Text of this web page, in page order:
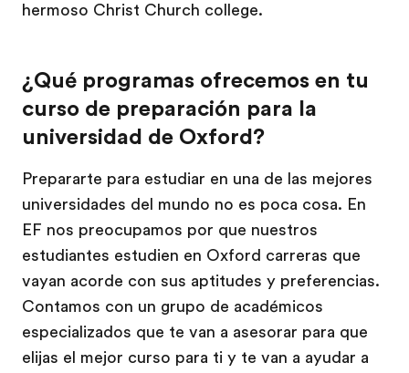
hermoso Christ Church college.
¿Qué programas ofrecemos en tu
curso de preparación para la
universidad de Oxford?
Prepararte para estudiar en una de las mejores
universidades del mundo no es poca cosa. En
EF nos preocupamos por que nuestros
estudiantes estudien en Oxford carreras que
vayan acorde con sus aptitudes y preferencias.
Contamos con un grupo de académicos
especializados que te van a asesorar para que
elijas el mejor curso para ti y te van a ayudar a